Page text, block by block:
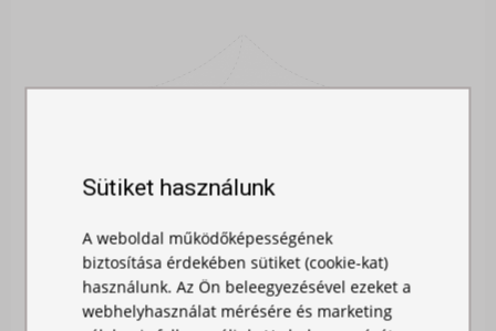
Sütiket használunk
A weboldal működőképességének
biztosítása érdekében sütiket (cookie-kat)
használunk. Az Ön beleegyezésével ezeket a
webhelyhasználat mérésére és marketing